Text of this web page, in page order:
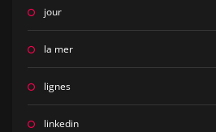
jour
la mer
lignes
linkedin